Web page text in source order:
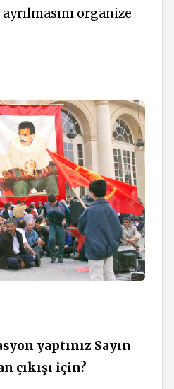
organize
yaptınız Sayın
çıkışı için?